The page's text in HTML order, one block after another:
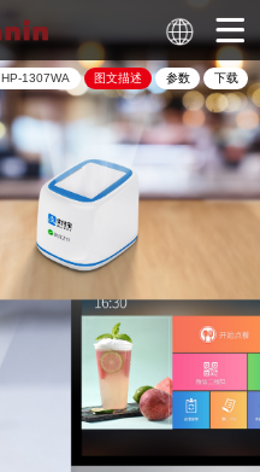
HP-1307WA 图文描述 参数 下载